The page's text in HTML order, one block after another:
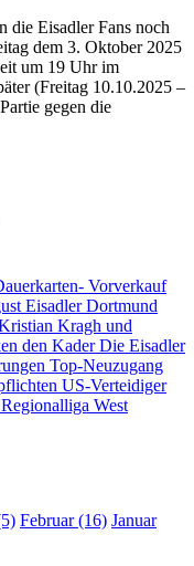
die Eisadler Fans noch
dem 3. Oktober 2025
um 19 Uhr im
(Freitag 10.10.2025 –
gegen die
Vorverkauf
Eisadler Dortmund
Kragh und
den KaderDie Eisadler
Top-Neuzugang
US-Verteidiger
West
Februar (16) Januar